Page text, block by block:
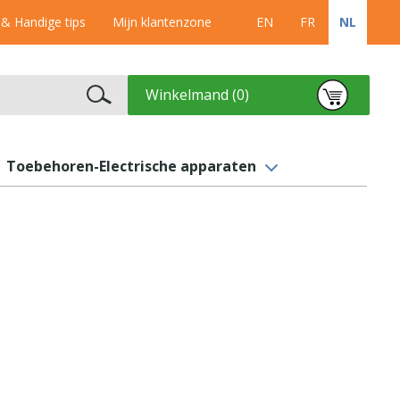
Handige tips Mijn klantenzone EN FR NL
Winkelmand (0)
Toebehoren-Electrische apparaten